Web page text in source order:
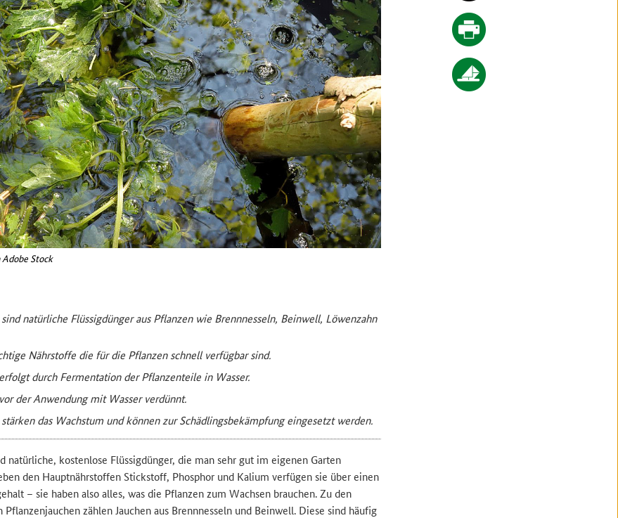
Stock
natürliche Flüssigdünger aus Pflanzen wie Brennnesseln, Beinwell, Löwenzahn
Nährstoffe die für die Pflanzen schnell verfügbar sind.
durch Fermentation der Pflanzenteile in Wasser.
der Anwendung mit Wasser verdünnt.
das Wachstum und können zur Schädlingsbekämpfung eingesetzt werden.
natürliche, kostenlose Flüssigdünger, die man sehr gut im eigenen Garten
den Hauptnährstoffen Stickstoff, Phosphor und Kalium verfügen sie über einen
– sie haben also alles, was die Pflanzen zum Wachsen brauchen. Zu den
Pflanzenjauchen zählen Jauchen aus Brennnesseln und Beinwell. Diese sind häufig